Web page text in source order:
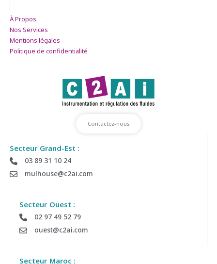
À Propos
Nos Services
Mentions légales
Politique de confidentialité
Contactez-nous
Secteur Grand-Est :
03 89 31 10 24
mulhouse@c2ai.com
Secteur Ouest :
02 97 49 52 79
ouest@c2ai.com
Secteur Maroc :
Déposez votre demande de Devis
recontacter par notre équipe commerciale